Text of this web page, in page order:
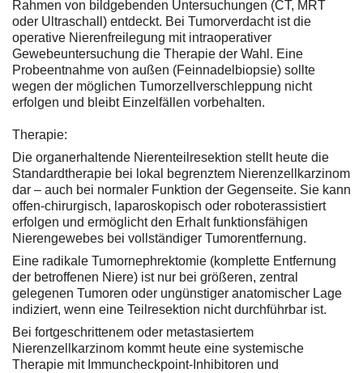
Rahmen von bildgebenden Untersuchungen (CT, MRT
oder Ultraschall) entdeckt. Bei Tumorverdacht ist die
operative Nierenfreilegung mit intraoperativer
Gewebeuntersuchung die Therapie der Wahl. Eine
Probeentnahme von außen (Feinnadelbiopsie) sollte
wegen der möglichen Tumorzellverschleppung nicht
erfolgen und bleibt Einzelfällen vorbehalten.
Therapie:
Die organerhaltende Nierenteilresektion stellt heute die
Standardtherapie bei lokal begrenztem Nierenzellkarzinom
dar – auch bei normaler Funktion der Gegenseite. Sie kann
offen-chirurgisch, laparoskopisch oder roboterassistiert
erfolgen und ermöglicht den Erhalt funktionsfähigen
Nierengewebes bei vollständiger Tumorentfernung.
Eine radikale Tumornephrektomie (komplette Entfernung
der betroffenen Niere) ist nur bei größeren, zentral
gelegenen Tumoren oder ungünstiger anatomischer Lage
indiziert, wenn eine Teilresektion nicht durchführbar ist.
Bei fortgeschrittenem oder metastasiertem
Nierenzellkarzinom kommt heute eine systemische
Therapie mit Immuncheckpoint-Inhibitoren und